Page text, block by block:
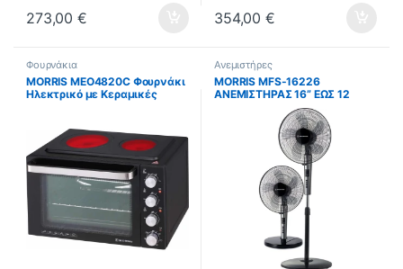
273,00€ 354,00€
Φουρνάκια
MORRIS MEO4820C Φουρνάκι
Ηλεκτρικό με Κεραμικές
Ανεμιστήρες
MORRIS MFS-16226
ΑΝΕΜΙΣΤΗΡΑΣ 16” ΕΩΣ 12